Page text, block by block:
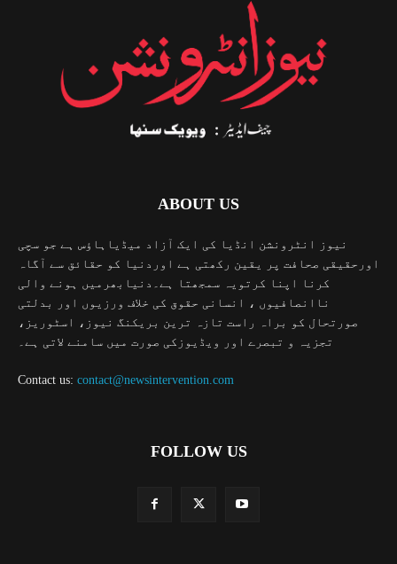
ABOUT US
نیوز انٹرونشن انڈیا کی ایک آزاد میڈیاہاؤس ہے جو سچی
اورحقیقی صحافت پر یقین رکھتی ہے اوردنیا کو حقائق سے آگاہ
کرنا اپنا کرتویہ سمجھتا ہے۔دنیابھرمیں ہونے والی
ناانصافیوں ، انسانی حقوق کی خلاف ورزیوں اور بدلتی
صورتحال کو براہ راست تازہ ترین بریکنگ نیوز، اسٹوریز،
تجزیہ و تبصرے اور ویڈیوزکی صورت میں سامنے لاتی ہے۔
Contact us: contact@newsintervention.com
FOLLOW US